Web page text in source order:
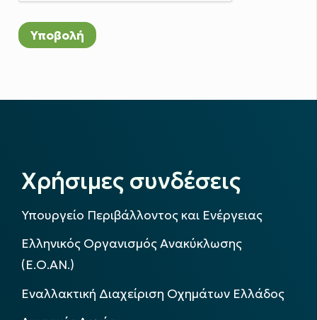
Υποβολή
Χρήσιμες συνδέσεις
Υπουργείο Περιβάλλοντος και Ενέργειας
Ελληνικός Οργανισμός Ανακύκλωσης
(Ε.Ο.ΑΝ.)
Εναλλακτική Διαχείριση Οχημάτων Ελλάδος